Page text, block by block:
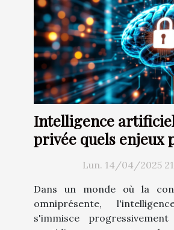
Intelligence
privée quels enjeux
utilisateurs dans un
connectéLun. 14/04/2025
Dans un monde où la
omniprésente,
s'immisce